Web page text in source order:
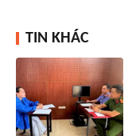
TIN KHÁC